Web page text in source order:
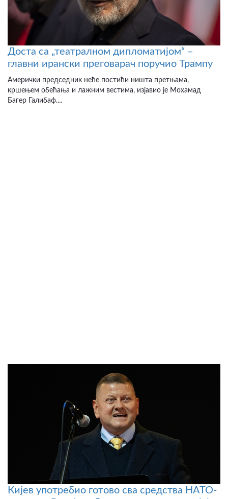
Доста са „театралном дипломатијом“ –
главни ирански преговарач поручио Трампу
Амерички председник неће постићи ништа претњама,
кршењем обећања и лажним вестима, изјавио је Мохамад
Багер Галибаф....
Кијев употребио готово сва средства НАТО-